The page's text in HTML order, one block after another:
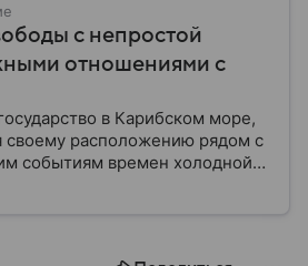
с непростой
отношениями с
в Карибском море,
своему расположению рядом с
событиям времен холодной
самых известных в Западном